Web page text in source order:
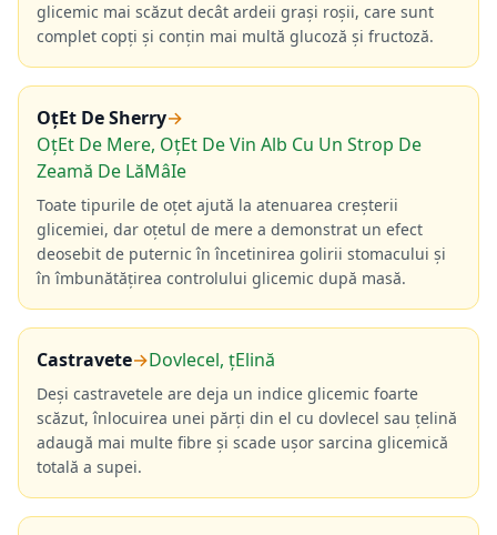
glicemic mai scăzut decât ardeii grași roșii, care sunt
complet copți și conțin mai multă glucoză și fructoză.
OțEt De Sherry→
OțEt De Mere, OțEt De Vin Alb Cu Un Strop De
Zeamă De LăMâIe
Toate tipurile de oțet ajută la atenuarea creșterii
glicemiei, dar oțetul de mere a demonstrat un efect
deosebit de puternic în încetinirea golirii stomacului și
în îmbunătățirea controlului glicemic după masă.
Castravete→Dovlecel, țElină
Deși castravetele are deja un indice glicemic foarte
scăzut, înlocuirea unei părți din el cu dovlecel sau țelină
adaugă mai multe fibre și scade ușor sarcina glicemică
totală a supei.